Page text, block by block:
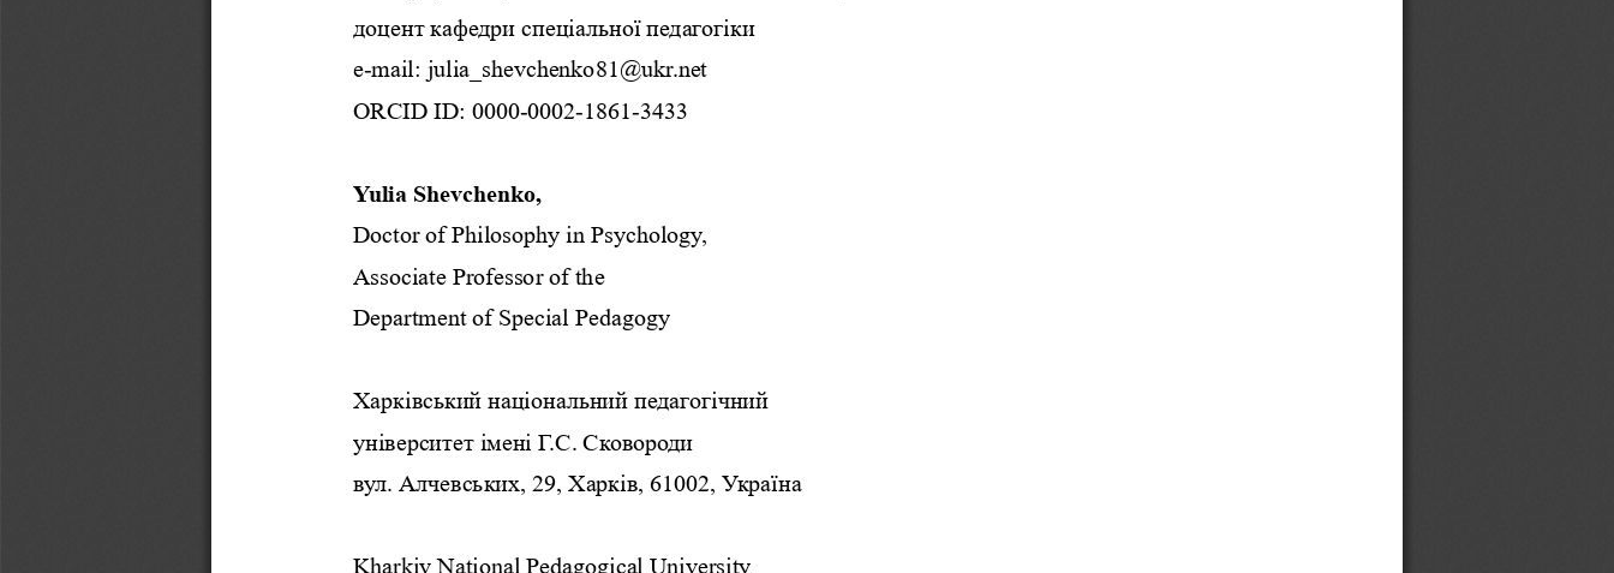
доцент кафедри спеціальної педагогіки
e-mail: julia_shevchenko81@ukr.net
ORCID ID: 0000-0002-1861-3433
Yulia Shevchenko,
Doctor of Philosophy in Psychology,
Associate Professor of the
Department of Special Pedagogy
Харківський національний педагогічний
університет імені Г.С. Сковороди
вул. Алчевських, 29, Харків, 61002, Україна
Kharkiv National Pedagogical University